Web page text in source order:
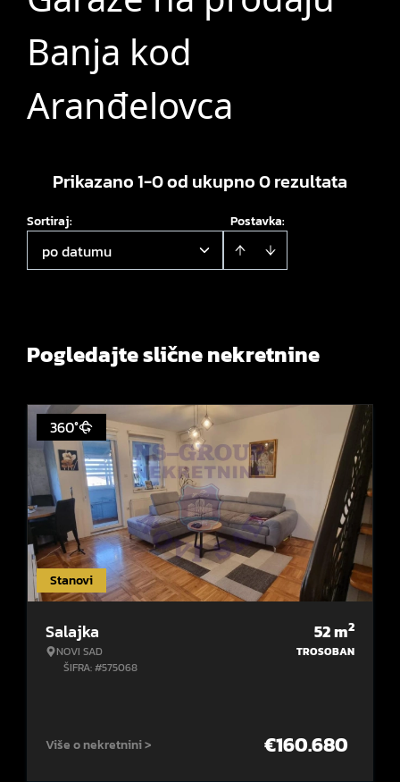
Banja kod
Aranđelovca
Prikazano 1-0 od ukupno 0 rezultata
Postavka:
Sortiraj:
po datumu
Pogledajte slične nekretnine
Stanovi
360°
Salajka
NOVI SAD
ŠIFRA: #575068
52m2
TROSOBAN
Više o nekretnini > €160.680